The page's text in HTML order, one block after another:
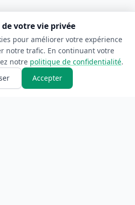
de votre vie privée
pour améliorer votre expérience
notre trafic. En continuant votre
notre politique de confidentialité.
Accepter